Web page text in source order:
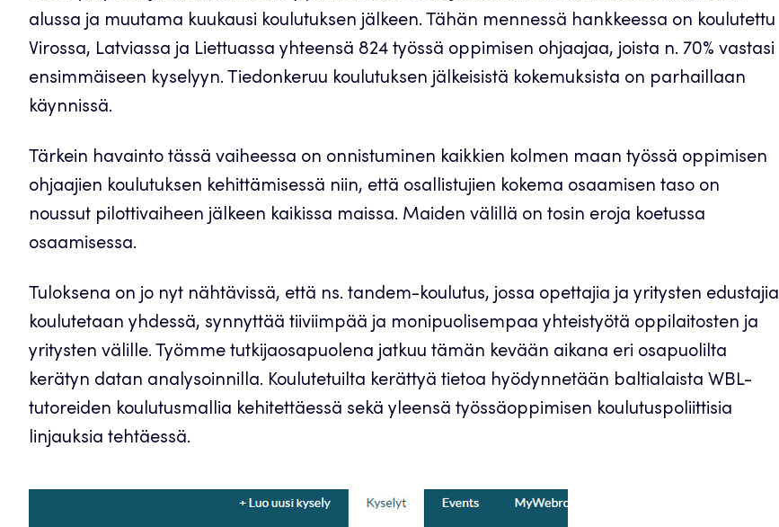
alussa ja muutama kuukausi koulutuksen jälkeen. Tähän mennessä hankkeessa on koulutettu
Virossa, Latviassa ja Liettuassa yhteensä 824 työssä oppimisen ohjaajaa, joista n. 70% vastasi
ensimmäiseen kyselyyn. Tiedonkeruu koulutuksen jälkeisistä kokemuksista on parhaillaan
käynnissä.
Tärkein havainto tässä vaiheessa on onnistuminen kaikkien kolmen maan työssä oppimisen
ohjaajien koulutuksen kehittämisessä niin, että osallistujien kokema osaamisen taso on
noussut pilottivaiheen jälkeen kaikissa maissa. Maiden välillä on tosin eroja koetussa
osaamisessa.
Tuloksena on jo nyt nähtävissä, että ns. tandem-koulutus, jossa opettajia ja yritysten edustajia
koulutetaan yhdessä, synnyttää tiiviimpää ja monipuolisempaa yhteistyötä oppilaitosten ja
yritysten välille. Työmme tutkijaosapuolena jatkuu tämän kevään aikana eri osapuolilta
kerätyn datan analysoinnilla. Koulutetuilta kerättyä tietoa hyödynnetään baltialaista WBL-
tutoreiden koulutusmallia kehitettäessä sekä yleensä työssäoppimisen koulutuspoliittisia
linjauksia tehtäessä.